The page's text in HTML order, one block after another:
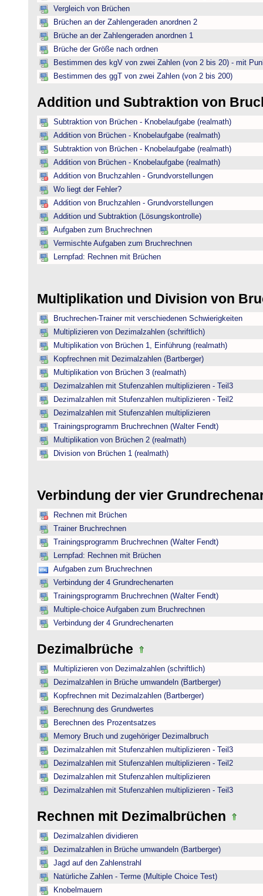
Vergleich von Brüchen
Brüchen an der Zahlengeraden anordnen 2
Brüche an der Zahlengeraden anordnen 1
Brüche der Größe nach ordnen
Bestimmen des kgV von zwei Zahlen (von 2 bis 20) - mit
Bestimmen des ggT von zwei Zahlen (von 2 bis 200)
Addition und Subtraktion von
Subtraktion von Brüchen - Knobelaufgabe (realmath)
Addition von Brüchen - Knobelaufgabe (realmath)
Subtraktion von Brüchen - Knobelaufgabe (realmath)
Addition von Brüchen - Knobelaufgabe (realmath)
Addition von Bruchzahlen - Grundvorstellungen
Wo liegt der Fehler?
Addition von Bruchzahlen - Grundvorstellungen
Addition und Subtraktion (Lösungskontrolle)
Aufgaben zum Bruchrechnen
Vermischte Aufgaben zum Bruchrechnen
Lernpfad: Rechnen mit Brüchen
Multiplikation und Division von
Bruchrechen-Trainer mit verschiedenen Schwierigkeiten
Multiplizieren von Dezimalzahlen (schriftlich)
Multiplikation von Brüchen 1, Einführung (realmath)
Kopfrechnen mit Dezimalzahlen (Bartberger)
Multiplikation von Brüchen 3 (realmath)
Dezimalzahlen mit Stufenzahlen multiplizieren - Teil3
Dezimalzahlen mit Stufenzahlen multiplizieren - Teil2
Dezimalzahlen mit Stufenzahlen multiplizieren
Trainingsprogramm Bruchrechnen (Walter Fendt)
Multiplikation von Brüchen 2 (realmath)
Division von Brüchen 1 (realmath)
Verbindung der vier
Rechnen mit Brüchen
Trainer Bruchrechnen
Trainingsprogramm Bruchrechnen (Walter Fendt)
Lernpfad: Rechnen mit Brüchen
Aufgaben zum Bruchrechnen
Verbindung der 4 Grundrechenarten
Trainingsprogramm Bruchrechnen (Walter Fendt)
Multiple-choice Aufgaben zum Bruchrechnen
Verbindung der 4 Grundrechenarten
Dezimalbrüche
Multiplizieren von Dezimalzahlen (schriftlich)
Dezimalzahlen in Brüche umwandeln (Bartberger)
Kopfrechnen mit Dezimalzahlen (Bartberger)
Berechnung des Grundwertes
Berechnen des Prozentsatzes
Memory Bruch und zugehöriger Dezimalbruch
Dezimalzahlen mit Stufenzahlen multiplizieren - Teil3
Dezimalzahlen mit Stufenzahlen multiplizieren - Teil2
Dezimalzahlen mit Stufenzahlen multiplizieren
Dezimalzahlen mit Stufenzahlen multiplizieren - Teil3
Rechnen mit Dezimalbrüchen
Dezimalzahlen dividieren
Dezimalzahlen in Brüche umwandeln (Bartberger)
Jagd auf den Zahlenstrahl
Natürliche Zahlen - Terme (Multiple Choice Test)
Knobelmauern